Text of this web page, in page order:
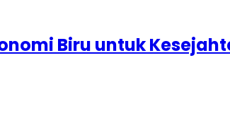
Biru untuk